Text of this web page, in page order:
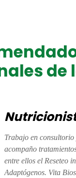
de
Trabajo en
acompaño
entre ellos el Reseteo
Adaptógenos. Vita